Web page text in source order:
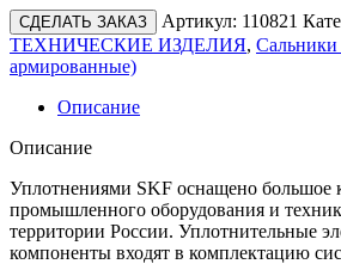
СДЕЛАТЬ ЗАКАЗ Артикул: 110821
ТЕХНИЧЕСКИЕ ИЗДЕЛИЯ,
армированные)
Описание
Описание
Уплотнениями SKF оснащено большое
промышленного оборудования и
территории России. Уплотнительные
компоненты входят в комплектацию